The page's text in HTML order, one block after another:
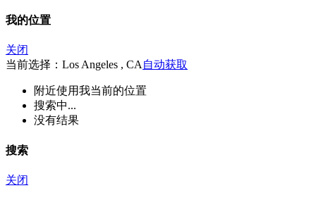
我的位置
关闭
当前选择：Los Angeles , CA 自动获取
附近使用我当前的位置
搜索中...
没有结果
搜索
关闭